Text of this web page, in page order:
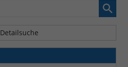
Detailsuche